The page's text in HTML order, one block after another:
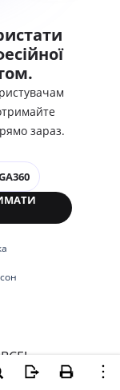
зараз.